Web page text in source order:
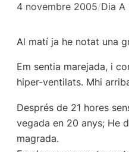
4 novembre 2005/Dia A
Al matí ja he notat una
Em sentia marejada, i
hiper-ventilats. Mhi
Després de 21 hores
vegada en 20 anys; He
magrada.